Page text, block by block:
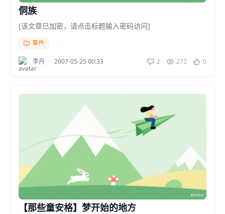
侗族
[该文章已加密，请点击标题输入密码访问]
事件
李丹 · 2007-05-25 00:33 2 272 0
【那些童安格】梦开始的地方